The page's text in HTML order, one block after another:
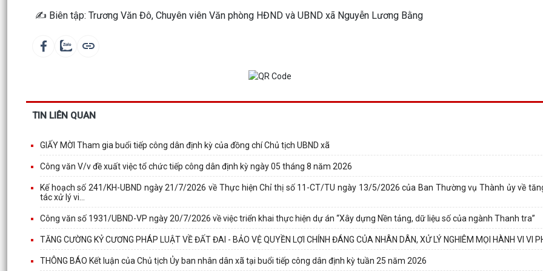
✍️ Biên tập: Trương Văn Đô, Chuyên viên Văn phòng HĐND và UBND xã Nguyễn Lương Bằng
TIN LIÊN QUAN
GIẤY MỜI Tham gia buổi tiếp công dân định kỳ của đồng chí Chủ tịch UBND xã
Công văn V/v đề xuất việc tổ chức tiếp công dân định kỳ ngày 05 tháng 8 năm 2026
Kế hoạch số 241/KH-UBND ngày 21/7/2026 về Thực hiện Chỉ thị số 11-CT/TU ngày 13/5/2026 của Ban Thường vụ Thành ủy về
tác xử lý vi...
Công văn số 1931/UBND-VP ngày 20/7/2026 về việc triển khai thực hiện dự án “Xây dựng Nền tảng, dữ liệu số của ngành Thanh tra”
TĂNG CƯỜNG KỶ CƯƠNG PHÁP LUẬT VỀ ĐẤT ĐAI - BẢO VỆ QUYỀN LỢI CHÍNH ĐÁNG CỦA NHÂN DÂN, XỬ LÝ NGHIÊM MỌI HÀNH VI VI
THÔNG BÁO Kết luận của Chủ tịch Ủy ban nhân dân xã tại buổi tiếp công dân định kỳ tuần 25 năm 2026